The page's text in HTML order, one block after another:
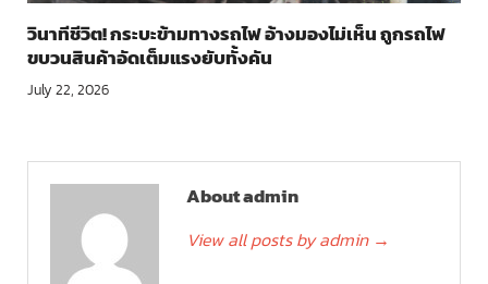
วินาทีชีวิต! กระบะข้ามทางรถไฟ อ้างมองไม่เห็น ถูกรถไฟ
ขบวนสินค้าอัดเต็มแรงยับทั้งคัน
July 22, 2026
About admin
View all posts by admin →